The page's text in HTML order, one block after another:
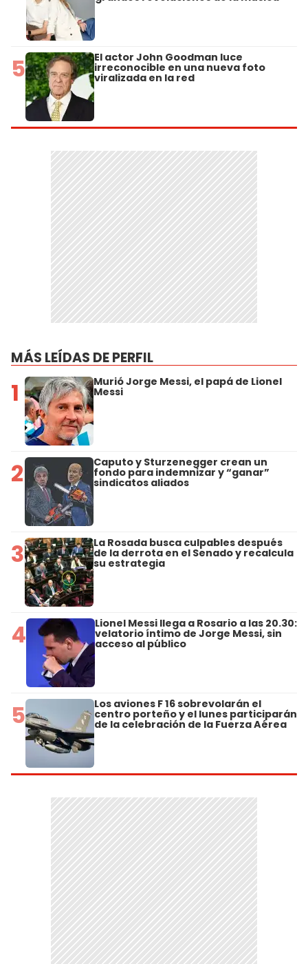
5 El actor John Goodman luce
irreconocible en una nueva foto
viralizada en la red
MÁS LEÍDAS DE PERFIL
1 Murió Jorge Messi, el papá de Lionel
Messi
2 Caputo y Sturzenegger crean un
fondo para indemnizar y “ganar”
sindicatos aliados
3 La Rosada busca culpables después
de la derrota en el Senado y recalcula
su estrategia
4 Lionel Messi llega a Rosario a las 20.30:
velatorio íntimo de Jorge Messi, sin
acceso al público
5 Los aviones F 16 sobrevolarán el
centro porteño y el lunes participarán
de la celebración de la Fuerza Aérea